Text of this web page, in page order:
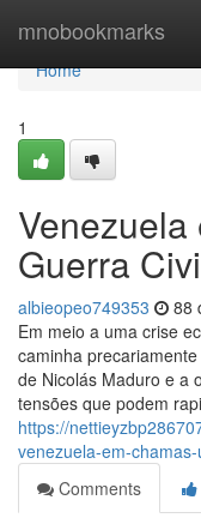
mnobookmarks
Home
Home
1
Guerra
albieopeo749353 88
Em meio a uma crise
caminha
de Nicolás Maduro e a
tensões que podem
https://
venezuela-em-
Comments